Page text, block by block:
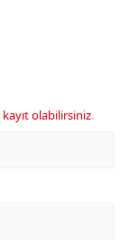
kayıt olabilirsiniz.